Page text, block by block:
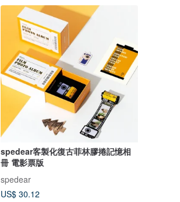
spedear客製化復古菲林膠捲記憶相
冊 電影票版
spedear
US$ 30.12